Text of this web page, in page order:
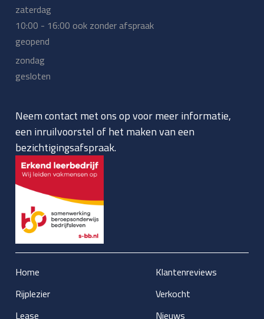
zaterdag
10:00 - 16:00 ook zonder afspraak
geopend
zondag
gesloten
Neem contact met ons op voor meer informatie,
een inruilvoorstel of het maken van een
bezichtigingsafspraak.
Home
Rijplezier
Lease
Klantenreviews
Verkocht
Nieuws